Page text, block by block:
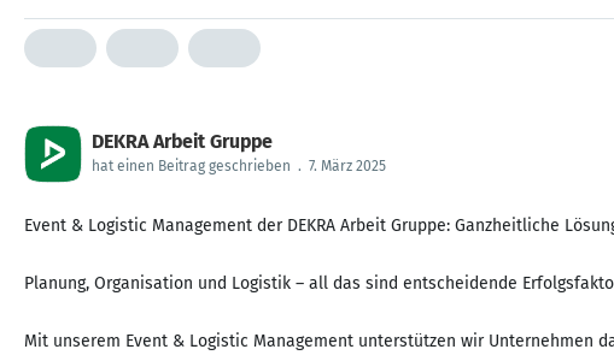
DEKRA Arbeit Gruppe
hat einen Beitrag geschrieben . 7. März 2025
Event & Logistic Management der DEKRA Arbeit Gruppe: Ganzheitliche
Planung, Organisation und Logistik – all das sind entscheidende
Mit unserem Event & Logistic Management unterstützen wir Unternehmen